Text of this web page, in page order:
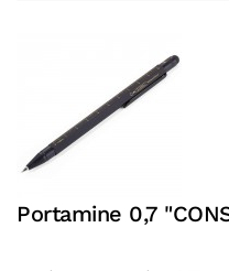
Portamine 0,7